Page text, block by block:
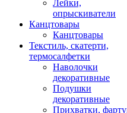
Лейки,
опрыскиватели
Канцтовары
Канцтовары
Текстиль, скатерти,
термосалфетки
Наволочки
декоративные
Подушки
декоративные
Прихватки,